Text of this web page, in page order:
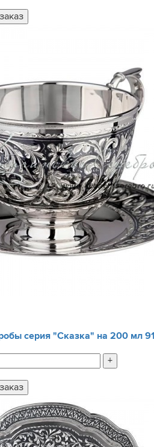
серия "Сказка" на 200 мл
+